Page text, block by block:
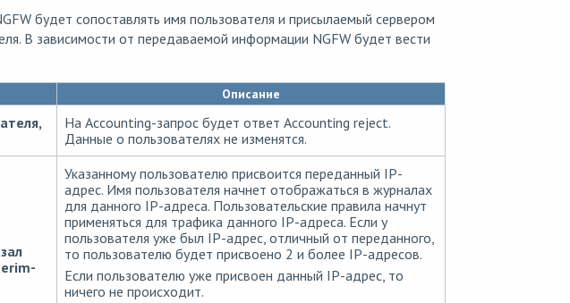
будет сопоставлять имя пользователя и присылаемый сервером
В зависимости от передаваемой информации NGFW будет вести
Описание
На Accounting-запрос будет ответ Accounting reject.
Данные о пользователях не изменятся.
Указанному пользователю присвоится переданный IP-
адрес. Имя пользователя начнет отображаться в журналах
для данного IP-адреса. Пользовательские правила начнут
применяться для трафика данного IP-адреса. Если у
пользователя уже был IP-адрес, отличный от переданного,
то пользователю будет присвоено 2 и более IP-адресов.
Если пользователю уже присвоен данный IP-адрес, то
ничего не происходит.